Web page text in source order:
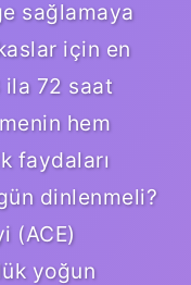
sağlamaya
için en
ila 72 saat
hem
faydaları
dinlenmeli?
(ACE)
yoğun